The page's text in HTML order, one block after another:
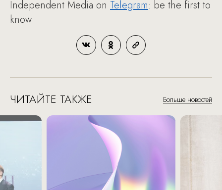
Independent Media on Telegram: be the first to
know
ЧИТАЙТЕ ТАКЖЕ Больше новостей